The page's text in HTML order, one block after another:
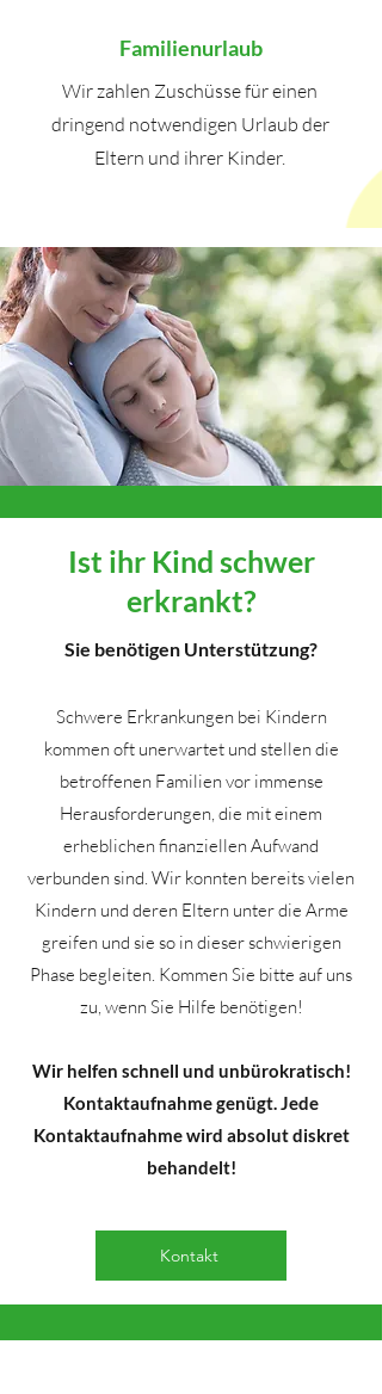
Familienurlaub
Wir zahlen Zuschüsse für einen
dringend notwendigen Urlaub der
Eltern und ihrer Kinder.
Ist ihr Kind schwer
erkrankt?
Sie benötigen Unterstützung?
Schwere Erkrankungen bei Kindern
kommen oft unerwartet und stellen die
betroffenen Familien vor immense
Herausforderungen, die mit einem
erheblichen finanziellen Aufwand
verbunden sind. Wir konnten bereits vielen
Kindern und deren Eltern unter die Arme
greifen und sie so in dieser schwierigen
Phase begleiten. Kommen Sie bitte auf uns
zu, wenn Sie Hilfe benötigen!
Wir helfen schnell und unbürokratisch!
Kontaktaufnahme genügt. Jede
Kontaktaufnahme wird absolut diskret
behandelt!
Kontakt